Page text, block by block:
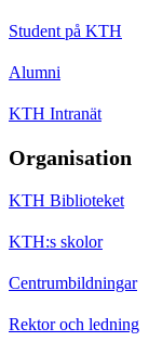
Student på KTH
Alumni
KTH Intranät
Organisation
KTH Biblioteket
KTH:s skolor
Centrumbildningar
Rektor och ledning